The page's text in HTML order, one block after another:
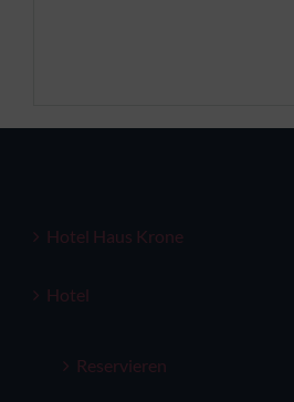
Hotel Haus Krone
Hotel
Reservieren